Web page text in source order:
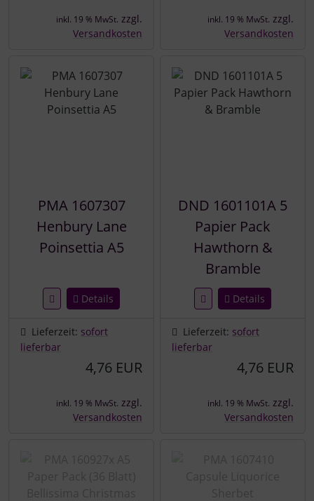
inkl. 19 % MwSt. zzgl.
Versandkosten
inkl. 19 % MwSt. zzgl.
Versandkosten
PMA 1607307
Henbury Lane
Poinsettia A5
Details
Lieferzeit: sofort
lieferbar
4,76 EUR
inkl. 19 % MwSt. zzgl.
Versandkosten
DND 1601101A 5
Papier Pack
Hawthorn &
Bramble
Details
Lieferzeit: sofort
lieferbar
4,76 EUR
inkl. 19 % MwSt. zzgl.
Versandkosten